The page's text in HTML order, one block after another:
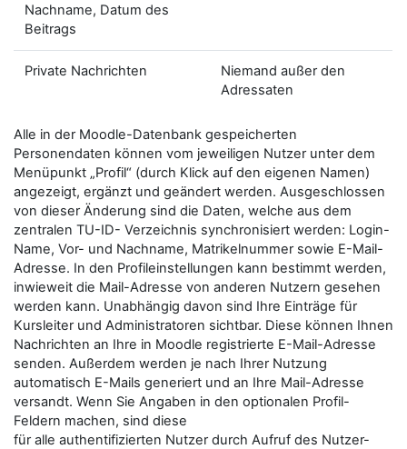
Nachname, Datum des
Beitrags
Private Nachrichten
Niemand außer den
Adressaten
Alle in der Moodle-Datenbank gespeicherten
Personendaten können vom jeweiligen Nutzer unter dem
Menüpunkt „Profil“ (durch Klick auf den eigenen Namen)
angezeigt, ergänzt und geändert werden. Ausgeschlossen
von dieser Änderung sind die Daten, welche aus dem
zentralen TU-ID- Verzeichnis synchronisiert werden: Login-
Name, Vor- und Nachname, Matrikelnummer sowie E-Mail-
Adresse. In den Profileinstellungen kann bestimmt werden,
inwieweit die Mail-Adresse von anderen Nutzern gesehen
werden kann. Unabhängig davon sind Ihre Einträge für
Kursleiter und Administratoren sichtbar. Diese können Ihnen
Nachrichten an Ihre in Moodle registrierte E-Mail-Adresse
senden. Außerdem werden je nach Ihrer Nutzung
automatisch E-Mails generiert und an Ihre Mail-Adresse
versandt. Wenn Sie Angaben in den optionalen Profil-
Feldern machen, sind diese
für alle authentifizierten Nutzer durch Aufruf des Nutzer-